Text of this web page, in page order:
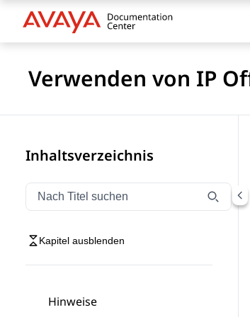
Verwenden von IP
Inhaltsverzeichnis
Navigation nach Titel filtern
Geben Sie Text ein, um
Kapitel ausblenden
Hinweise